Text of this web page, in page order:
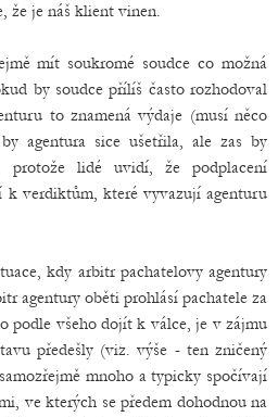
že je náš klient vinen.
mít soukromé soudce co možná
by soudce přílíš často rozhodoval
to znamená výdaje (musí něco
agentura sice ušetřila, ale zas by
protože lidé uvidí, že podplacení
verdiktům, které vyvazují agenturu
kdy arbitr pachatelovy agentury
agentury oběti prohlásí pachatele za
podle všeho dojít k válce, je v zájmu
předešly (viz. výše - ten zničený
mnoho a typicky spočívají
ve kterých se předem dohodnou na